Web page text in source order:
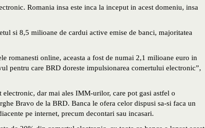
Romania insa este inca la inceput in acest domeniu, insa
si 8,5 milioane de cardui active emise de banci, majoritatea
romanesti online, aceasta a fost de numai 2,1 milioane euro in
pentru care BRD doreste impulsionarea comertului electronic”,
dar mai ales IMM-urilor, care pot gasi astfel o
Bravo de la BRD. Banca le ofera celor dispusi sa-si faca un
pe internet, precum decontari sau incasari.